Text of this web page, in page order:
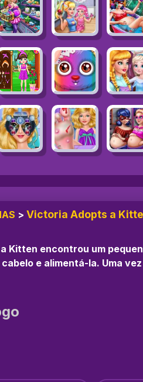
> Victoria Adopts a
Kitten encontrou um
e alimentá-la. Uma